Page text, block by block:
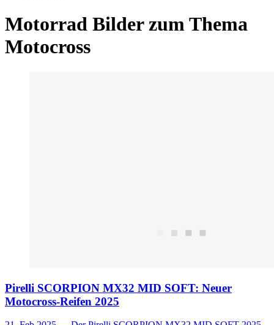
Motorrad Bilder zum Thema
Motocross
Pirelli SCORPION MX32 MID SOFT: Neuer
Motocross-Reifen 2025